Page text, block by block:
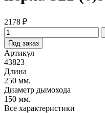
2178 ₽
Под заказ
Артикул
43823
Длина
250 мм.
Диаметр дымохода
150 мм.
Все характеристики